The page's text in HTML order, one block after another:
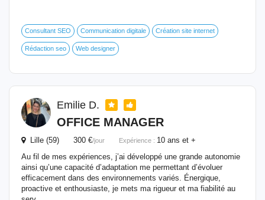
Consultant SEO Communication digitale Création site internet
Rédaction seo Web designer
Emilie D.
OFFICE MANAGER
Lille (59) 300 €/jour Expérience : 10 ans et +
Au fil de mes expériences, j’ai développé une grande autonomie
ainsi qu’une capacité d’adaptation me permettant d’évoluer
efficacement dans des environnements variés. Énergique,
proactive et enthousiaste, je mets ma rigueur et ma fiabilité au